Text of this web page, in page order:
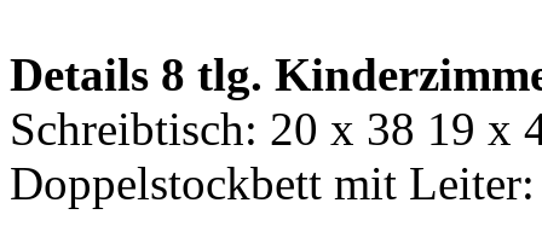
Details 8 tlg.
Schreibtisch: 20 x 38 19 x
Doppelstockbett mit